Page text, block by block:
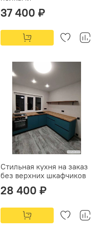
37 400 ₽
Стильная кухня на заказ
без верхних шкафчиков
28 400 ₽